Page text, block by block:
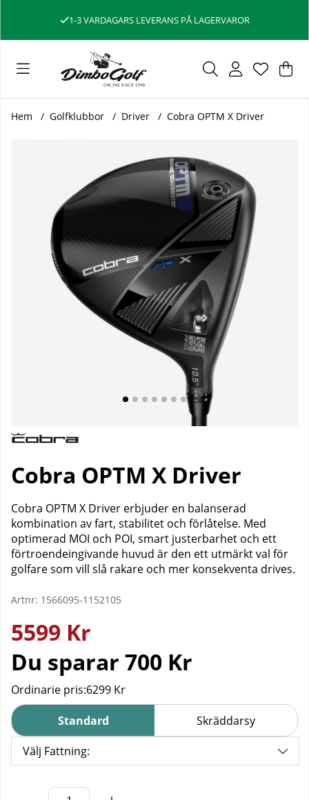
1-3 VARDAGARS LEVERANS PÅ LAGERVAROR
.
Hem Golfklubbor Driver Cobra OPTM X Driver
Cobra OPTM X Driver
Cobra OPTM X Driver erbjuder en balanserad
kombination av fart, stabilitet och förlåtelse. Med
optimerad MOI och POI, smart justerbarhet och ett
förtroendeingivande huvud är den ett utmärkt val för
golfare som vill slå rakare och mer konsekventa drives.
Artnr: 1566095-1152105
5599 Kr
Du sparar 700 Kr
Ordinarie pris:6299 Kr
Standard Skräddarsy
Välj Fattning: